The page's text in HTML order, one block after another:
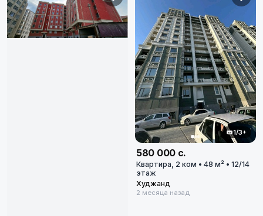
1/3+
580 000 с.
Квартира, 2 ком • 48 м² • 12/14
этаж
Худжанд
2 месяца назад